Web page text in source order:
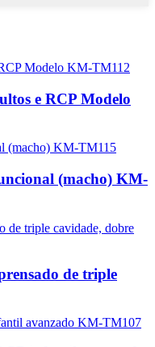
e RCP Modelo
(macho) KM-
de triple